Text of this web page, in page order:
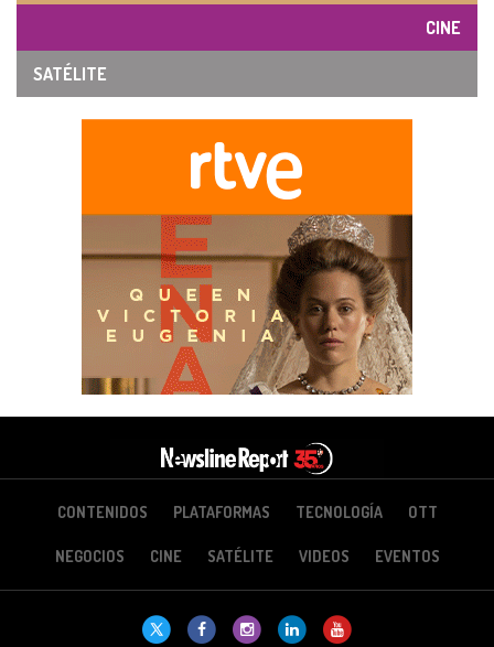
CINE
SATÉLITE
CONTENIDOS PLATAFORMAS TECNOLOGÍA OTT
NEGOCIOS CINE SATÉLITE VIDEOS EVENTOS